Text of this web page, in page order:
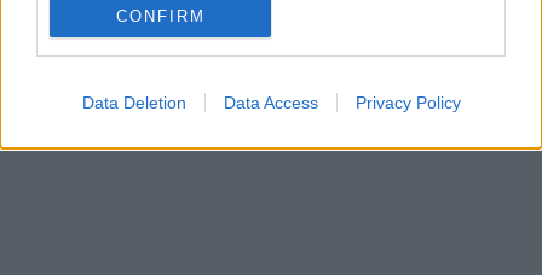
CONFIRM
Data Deletion Data Access Privacy Policy